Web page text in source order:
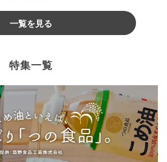
一覧を見る
特集一覧